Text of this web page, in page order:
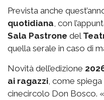
Prevista anche
quotidiana , con
Sala Pastrone del
quella serale in caso di
Novità dell’edizione
ai ragazzi , come spiega
cinecircolo Don Bosco.